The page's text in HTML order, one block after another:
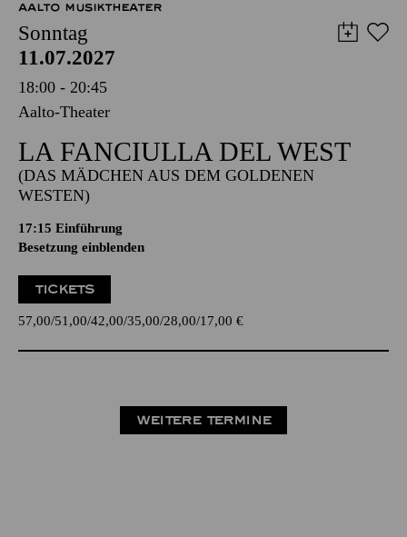
AALTO MUSIKTHEATER
Sonntag
11.07.2027
18:00 - 20:45
Aalto-Theater
LA FANCIULLA DEL WEST
(DAS MÄDCHEN AUS DEM GOLDENEN
WESTEN)
17:15 Einführung
Besetzung einblenden
TICKETS
57,00 51,00 42,00 35,00 28,00 17,00 €
WEITERE TERMINE